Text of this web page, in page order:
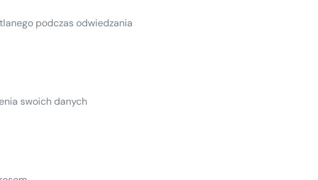
podczas odwiedzania
swoich danych